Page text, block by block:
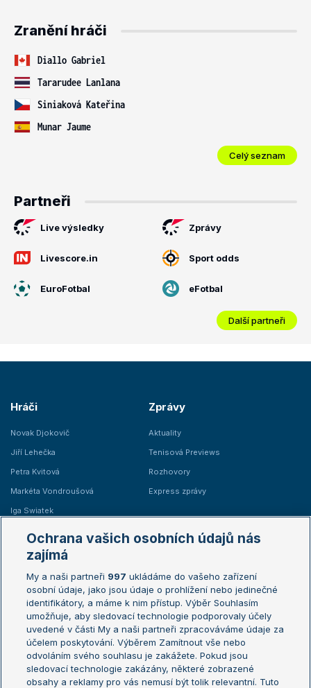
Zranění hráči
Diallo Gabriel
Tararudee Lanlana
Siniaková Kateřina
Munar Jaume
Celý seznam
Partneři
Live výsledky Zprávy
Livescore.in Sport odds
EuroFotbal eFotbal
Další partneři
Hráči
Novak Djokovič
Jiří Lehečka
Petra Kvitová
Markéta Vondroušová
Iga Swiatek
Zprávy
Aktuality
Tenisová Previews
Rozhovory
Express zprávy
Žebříčky
Žebříček ATP (muži)
Žebříček WTA (ženy)
Sázkařský žebříček
Australian Open
French Open
Wimbledon
US Open
Turnaj mistrů
Turnaj mistryň
Ochrana vašich osobních údajů nás
zajímá
My a naši partneři 997 ukládáme do vašeho zařízení
osobní údaje, jako jsou údaje o prohlížení nebo jedinečné
identifikátory, a máme k nim přístup. Výběr Souhlasím
umožňuje, aby sledovací technologie podporovaly účely
uvedené v části My a naši partneři zpracováváme údaje za
účelem poskytování. Výběrem Zamítnout vše nebo
odvoláním svého souhlasu je zakážete. Pokud jsou
sledovací technologie zakázány, některé zobrazené
obsahy a reklamy pro vás nemusí být tolik relevantní. Tuto